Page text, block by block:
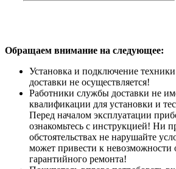
Обращаем внимание на следующее:
Установка и подключение
доставки не осуществляется!
Работники службы доставки не
квалификации для установки и
Перед началом эксплуатации
ознакомьтесь с инструкцией! Ни
обстоятельствах не нарушайте
может привести к невозможности
гарантийного ремонта!